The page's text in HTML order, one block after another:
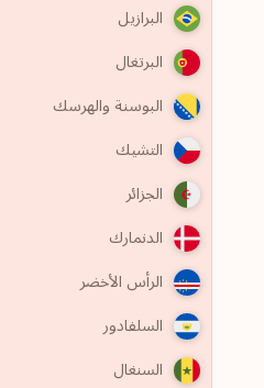
البرازيل
البرتغال
البوسنة والهرسك
التشيك
الجزائر
الدنمارك
الرأس الأخضر
السلفادور
السنغال